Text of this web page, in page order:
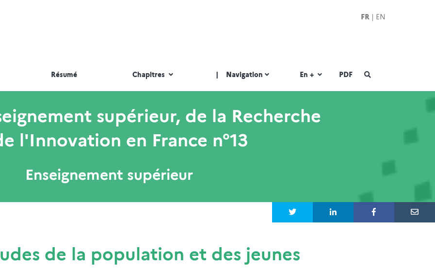
FR | EN
Résumé Chapitres | Navigation En + PDF
supérieur, de la Recherche
l'Innovation en France n°13
Enseignement supérieur
de la population et des jeunes